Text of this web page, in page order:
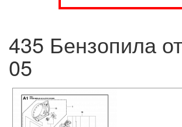
435 Бензопила
05